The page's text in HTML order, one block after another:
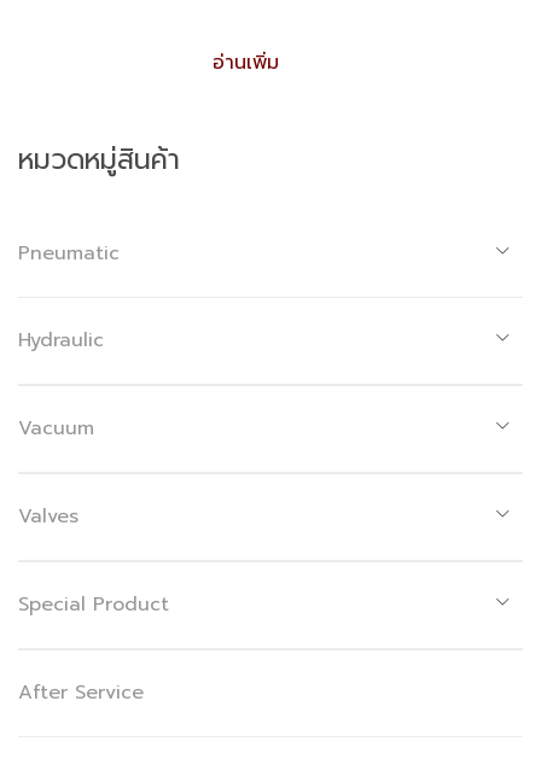
อ่านเพิ่ม
หมวดหมู่สินค้า
Pneumatic
Hydraulic
Vacuum
Valves
Special Product
After Service